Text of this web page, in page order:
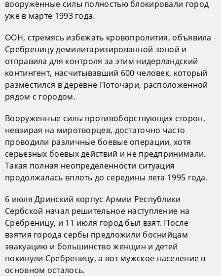
вооруженные силы полностью блокировали город
уже в марте 1993 года.
ООН, стремясь избежать кровопролития, объявила
Сребреницу демилитаризированной зоной и
отправила для контроля за этим нидерландский
контингент, насчитывавший 600 человек, который
разместился в деревне Поточари, расположенной
рядом с городом.
Вооруженные силы противоборствующих сторон,
невзирая на миротворцев, достаточно часто
проводили различные боевые операции, хотя
серьезных боевых действий и не предпринимали.
Такая полная неопределенности ситуация
продолжалась вплоть до середины лета 1995 года.
6 июля Дринский корпус Армии Республики
Сербской начал решительное наступление на
Сребреницу, и 11 июля город был взят. После
взятия города сербы предложили боснийцам
эвакуацию и большинство женщин и детей
покинули Сребреницу, а вот мужское население в
основном осталось.